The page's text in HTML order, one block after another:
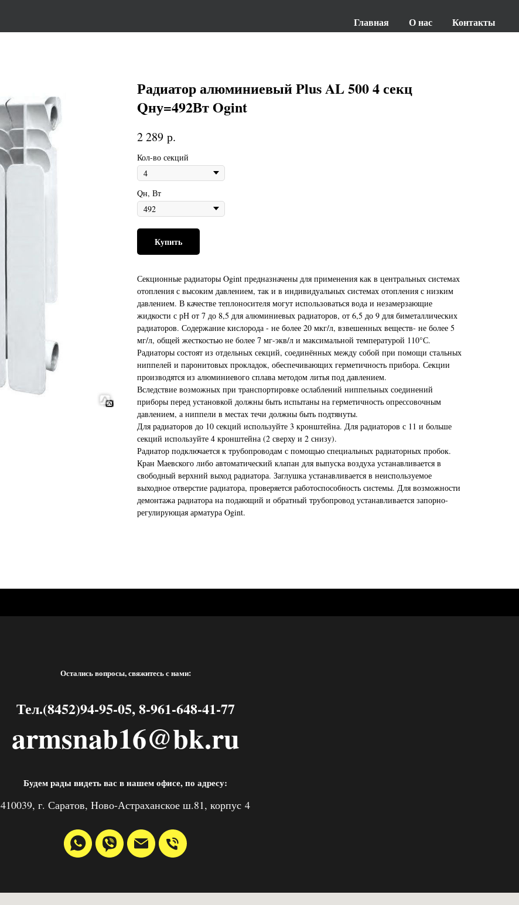
Главная О нас Контакты
Радиатор алюминиевый Plus AL 500 4 секц
Qну=492Вт Ogint
2 289 р.
Кол-во секций
Qн, Вт
Купить
Секционные радиаторы Ogint предназначены для применения как в центральных системах
отопления с высоким давлением, так и в индивидуальных системах отопления с низким
давлением. В качестве теплоносителя могут использоваться вода и незамерзающие
жидкости с рН от 7 до 8,5 для алюминиевых радиаторов, от 6,5 до 9 для биметаллических
радиаторов. Содержание кислорода - не более 20 мкг/л, взвешенных веществ- не более 5
мг/л, общей жесткостью не более 7 мг-экв/л и максимальной температурой 110°С.
Радиаторы состоят из отдельных секций, соединённых между собой при помощи стальных
ниппелей и паронитовых прокладок, обеспечивающих герметичность прибора. Секции
производятся из алюминиевого сплава методом литья под давлением.
Вследствие возможных при транспортировке ослаблений ниппельных соединений
приборы перед установкой должны быть испытаны на герметичность опрессовочным
давлением, а ниппели в местах течи должны быть подтянуты.
Для радиаторов до 10 секций используйте 3 кронштейна. Для радиаторов с 11 и больше
секций используйте 4 кронштейна (2 сверху и 2 снизу).
Радиатор подключается к трубопроводам с помощью специальных радиаторных пробок.
Кран Маевского либо автоматический клапан для выпуска воздуха устанавливается в
свободный верхний выход радиатора. Заглушка устанавливается в неиспользуемое
выходное отверстие радиатора, проверяется работоспособность системы. Для возможности
демонтажа радиатора на подающий и обратный трубопровод устанавливается запорно-
регулирующая арматура Ogint.
Остались вопросы, свяжитесь с нами:
Тел.(8452)94-95-05, 8-961-648-41-77
armsnab16@bk.ru
Будем рады видеть вас в нашем офисе, по адресу:
410039, г. Саратов, Ново-Астраханское ш.81, корпус 4